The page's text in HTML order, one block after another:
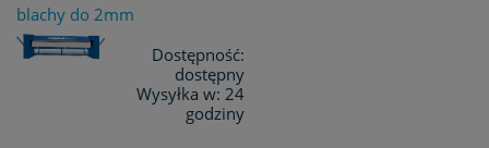
blachy do 2mm
Dostępność:
dostępny
Wysyłka w: 24
godziny